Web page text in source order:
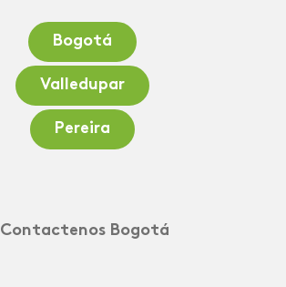
Bogotá
Valledupar
Pereira
Contactenos Bogotá